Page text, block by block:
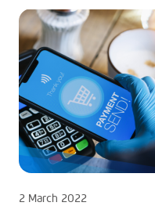
2 March 2022